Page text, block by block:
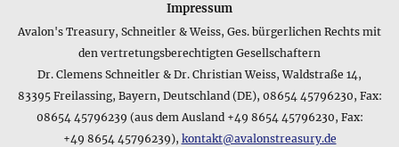
Produkts auch eine Angabe zum Gesamtgewicht inkl.
Verpackung, da diese Information für manche Anwendungen
wichtig ist. Die Gewichtsangaben zum Produkt Verbundene
Quadrate • Ohrstecker lauten hierbei folgendermaßen: 4 g
Macht der Hersteller Angaben zum Lieferumfang des
Produkts Verbundene Quadrate • Ohrstecker?
Selbstverständlich machen wir auch möglichst genaue
Impressum
Avalon's Treasury, Schneitler & Weiss, Ges. bürgerlichen Rechts mit
den vertretungsberechtigten Gesellschaftern
Dr. Clemens Schneitler & Dr. Christian Weiss, Waldstraße 14,
83395 Freilassing, Bayern, Deutschland (DE), 08654 45796230, Fax:
08654 45796239 (aus dem Ausland +49 8654 45796230, Fax:
+49 8654 45796239), kontakt@avalonstreasury.de